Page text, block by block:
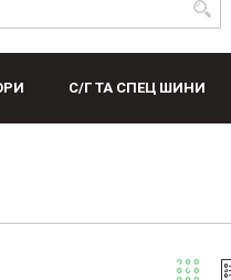
С/Г ТА СПЕЦ ШИНИ